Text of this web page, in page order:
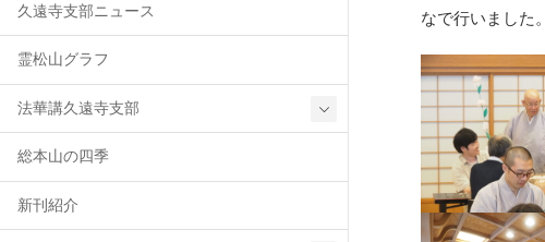
久遠寺支部ニュース
霊松山グラフ
法華講久遠寺支部
総本山の四季
新刊紹介
なで行いました。